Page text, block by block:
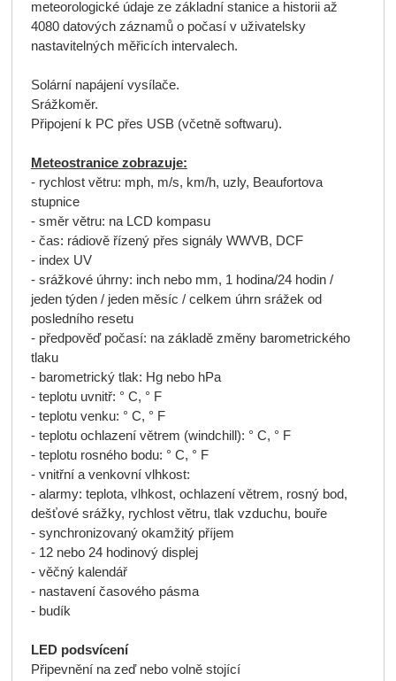
meteorologické údaje ze základní stanice a historii až
4080 datových záznamů o počasí v uživatelsky
nastavitelných měřicích intervalech.
Solární napájení vysílače.
Srážkoměr.
Připojení k PC přes USB (včetně softwaru).
Meteostranice zobrazuje:
- rychlost větru: mph, m/s, km/h, uzly, Beaufortova
stupnice
- směr větru: na LCD kompasu
- čas: rádiově řízený přes signály WWVB, DCF
- index UV
- srážkové úhrny: inch nebo mm, 1 hodina/24 hodin /
jeden týden / jeden měsíc / celkem úhrn srážek od
posledního resetu
- předpověď počasí: na základě změny barometrického
tlaku
- barometrický tlak: Hg nebo hPa
- teplotu uvnitř: ° C, ° F
- teplotu venku: ° C, ° F
- teplotu ochlazení větrem (windchill): ° C, ° F
- teplotu rosného bodu: ° C, ° F
- vnitřní a venkovní vlhkost:
- alarmy: teplota, vlhkost, ochlazení větrem, rosný bod,
dešťové srážky, rychlost větru, tlak vzduchu, bouře
- synchronizovaný okamžitý příjem
- 12 nebo 24 hodinový displej
- věčný kalendář
- nastavení časového pásma
- budík
LED podsvícení
Připevnění na zeď nebo volně stojící